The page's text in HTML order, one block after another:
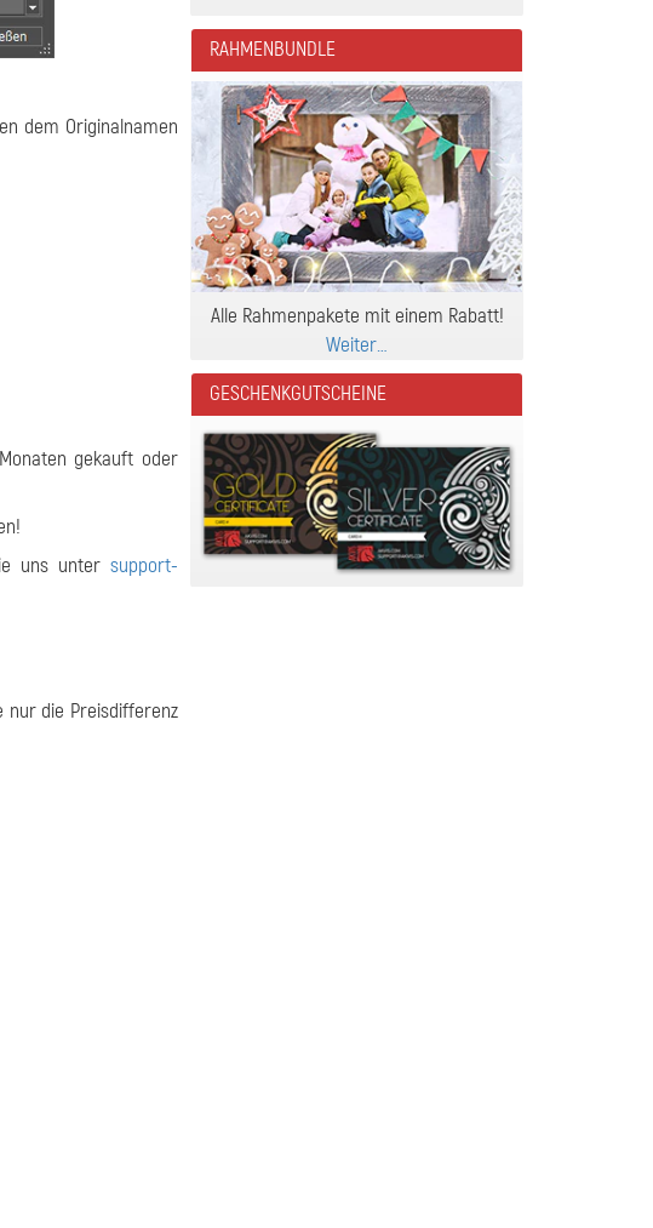
dem Originalnamen
gekauft oder
uns untersupport-
nur die Preisdifferenz
RAHMENBUNDLE
Alle Rahmenpakete mit einem Rabatt!
Weiter…
GESCHENKGUTSCHEINE